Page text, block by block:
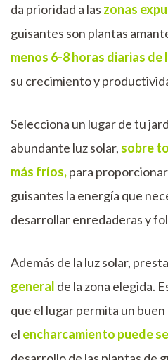
da prioridad a las zonas
guisantes son plantas
menos 6-8 horas diarias de
su crecimiento y
Selecciona un lugar de tu
abundante luz solar, sobre
más fríos,para
guisantes la energía que
desarrollar enredaderas y
Además de la luz solar,
general de la zona elegida.
que el lugar permita un
el encharcamiento puede